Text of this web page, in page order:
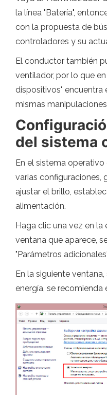
la línea "Batería",
con la propuesta de
controladores y su
El conductor también
ventilador, por lo que
dispositivos" encuentra
mismas
del sistema
En el sistema operativo
varias configuraciones,
ajustar el brillo,
alimentación.
Haga clic una vez en la
ventana que aparece,
"Parámetros
En la siguiente
energía, se recomienda